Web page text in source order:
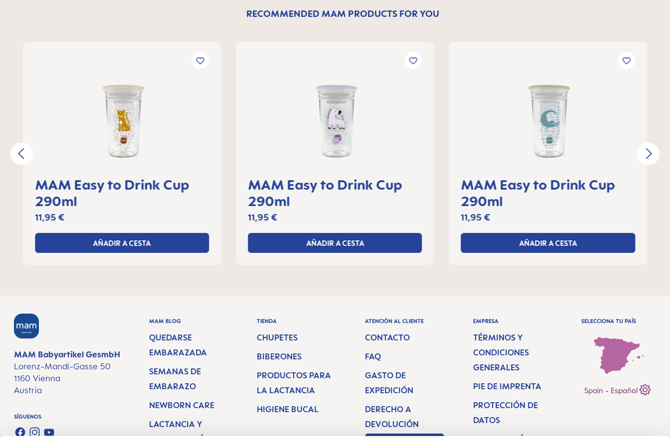
RECOMMENDED MAM PRODUCTS FOR YOU
MAM Easy to Drink Cup
290ml
11,95 €
AÑADIR A CESTA
MAM Easy to Drink Cup
290ml
11,95 €
AÑADIR A CESTA
MAM Easy to Drink Cup
290ml
11,95 €
AÑADIR A CESTA
MAM Babyartikel GesmbH
Lorenz-Mandl-Gasse 50
1160 Vienna
Austria
SÍGUENOS
FACEBOOK
INSTAGRAM
YOUTUBE
MAM BLOG
QUEDARSE
EMBARAZADA
SEMANAS DE
EMBARAZO
NEWBORN CARE
LACTANCIA Y
ALIMENTACIÓN
TIENDA
CHUPETES
BIBERONES
PRODUCTOS PARA
LA LACTANCIA
HIGIENE BUCAL
ATENCIÓN AL CLIENTE
CONTACTO
FAQ
GASTO DE
EXPEDICIÓN
DERECHO A
DEVOLUCIÓN
EMPRESA
TÉRMINOS Y
CONDICIONES
GENERALES
PIE DE IMPRENTA
PROTECCIÓN DE
DATOS
DECLARACIÓN DE
SELECCIONA TU PAÍS
Spain - Español